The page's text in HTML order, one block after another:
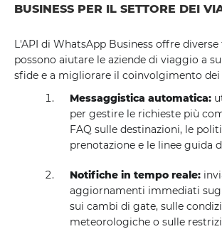
BUSINESS PER IL SETTORE DEI
L'API di WhatsApp Business offre
possono aiutare le aziende di viaggio a
sfide e a migliorare il coinvolgimento dei
Messaggistica automatica:
per gestire le richieste più
FAQ sulle destinazioni, le
prenotazione e le linee guida
Notifiche in tempo reale:
aggiornamenti immediati
sui cambi di gate, sulle
meteorologiche o sulle